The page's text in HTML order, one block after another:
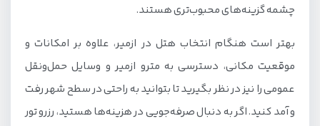
چشمه گزینه‌های محبوب‌تری هستند.
بهتر است هنگام انتخاب هتل در ازمیر، علاوه بر امکانات و
موقعیت مکانی، دسترسی به مترو ازمیر و وسایل حمل‌ونقل
عمومی را نیز در نظر بگیرید تا بتوانید به راحتی در سطح شهر رفت
و آمد کنید. اگر به دنبال صرفه‌جویی در هزینه‌ها هستید، رزرو تور